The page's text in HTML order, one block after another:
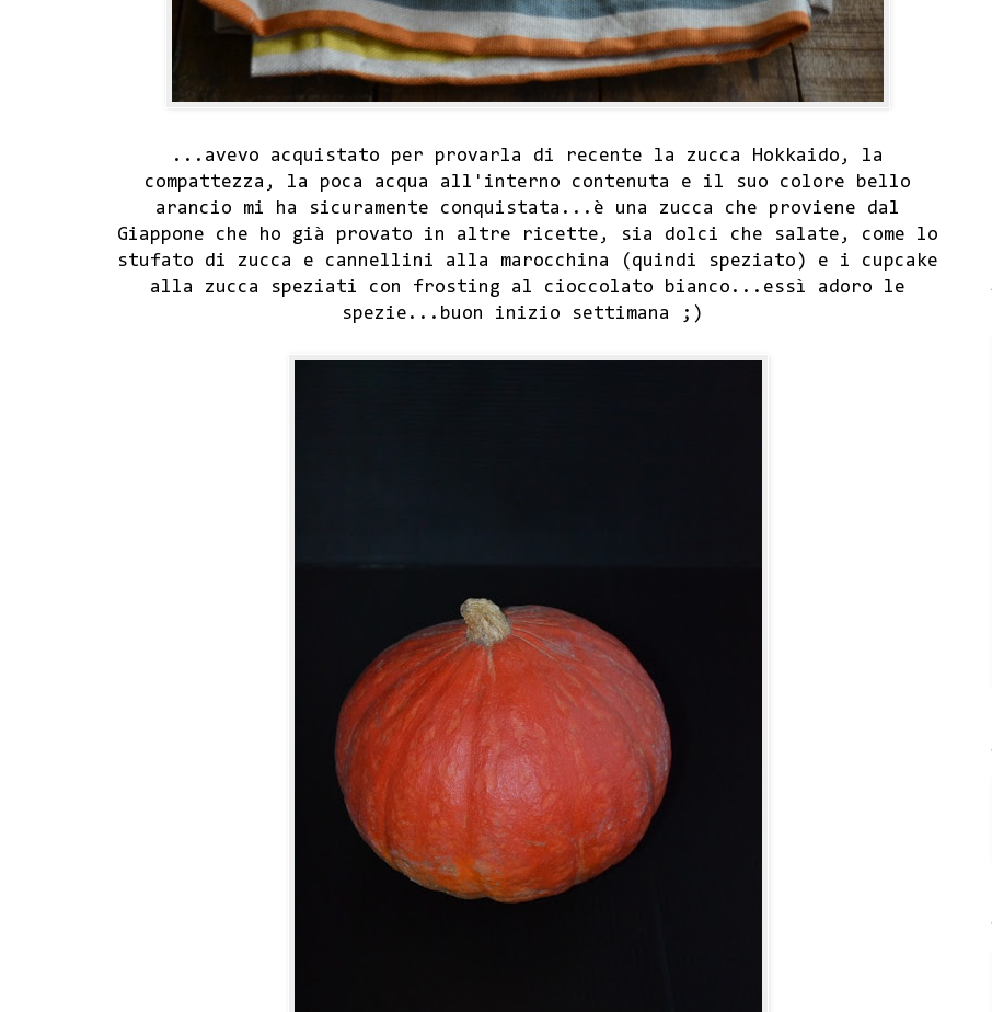
...avevo acquistato per provarla di recente la zucca Hokkaido, la
compattezza, la poca acqua all'interno contenuta e il suo colore bello
arancio mi ha sicuramente conquistata...è una zucca che proviene dal
Giappone che ho già provato in altre ricette, sia dolci che salate, come lo
stufato di zucca e cannellini alla marocchina
(quindi speziato) e i cupcake
alla zucca speziati con frosting al cioccolato bianco ...essì adoro le
spezie...buon inizio settimana ;)